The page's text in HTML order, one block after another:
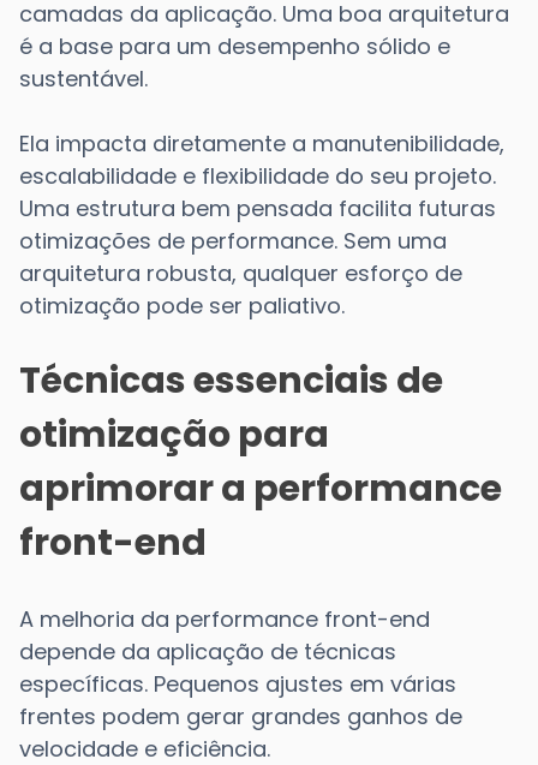
camadas da aplicação. Uma boa arquitetura
é a base para um desempenho sólido e
sustentável.
Ela impacta diretamente a manutenibilidade,
escalabilidade e flexibilidade do seu projeto.
Uma estrutura bem pensada facilita futuras
otimizações de performance. Sem uma
arquitetura robusta, qualquer esforço de
otimização pode ser paliativo.
Técnicas essenciais de
otimização para
aprimorar a performance
front-end
A melhoria da performance front-end
depende da aplicação de técnicas
específicas. Pequenos ajustes em várias
frentes podem gerar grandes ganhos de
velocidade e eficiência.